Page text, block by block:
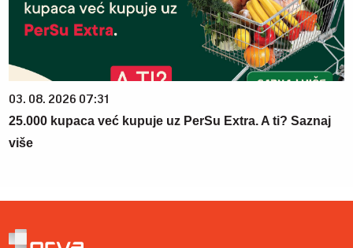
03. 08. 2026 07:31
25.000 kupaca već kupuje uz PerSu Extra. A ti? Saznaj
više